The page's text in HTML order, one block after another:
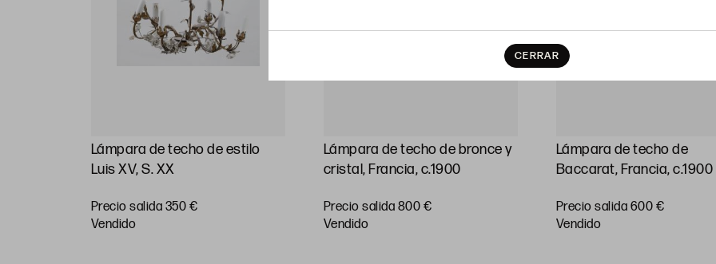
CERRAR
Lámpara de techo de estilo
Luis XV, S. XX
Precio salida 350 €
vendido
Lámpara de techo de bronce y
cristal, Francia, c.1900
Precio salida 800 €
vendido
Lámpara de techo de
Baccarat, Francia, c.1900
Precio salida 600 €
vendido